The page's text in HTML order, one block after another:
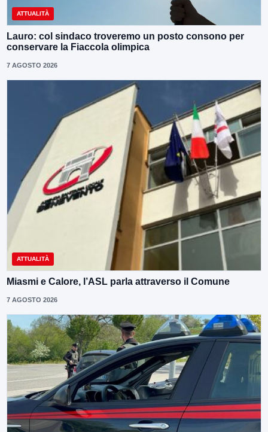
ATTUALITÀ
Lauro: col sindaco troveremo un posto consono per
conservare la Fiaccola olimpica
7 AGOSTO 2026
ATTUALITÀ
Miasmi e Calore, l’ASL parla attraverso il Comune
7 AGOSTO 2026